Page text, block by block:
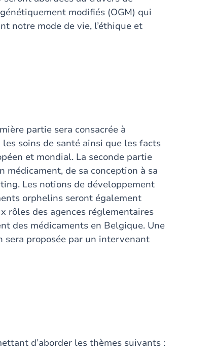
modifiés (OGM) qui
notre mode de vie, l’éthique et
partie sera consacrée à
soins de santé ainsi que les facts
et mondial. La seconde partie
médicament, de sa conception à sa
Les notions de développement
orphelins seront également
rôles des agences réglementaires
des médicaments en Belgique. Une
sera proposée par un intervenant
d’aborder les thèmes suivants :